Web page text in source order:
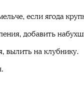
если ягода
добавить
вылить на клубнику.